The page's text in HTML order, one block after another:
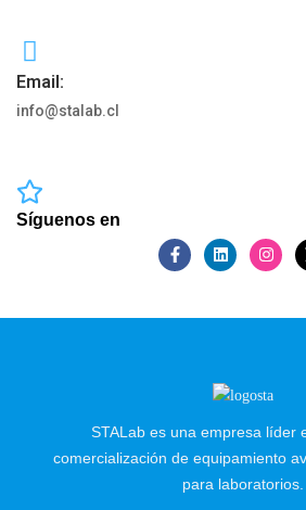
Email:
info@stalab.cl
Síguenos en
STALab es una empresa líder
comercialización de equipamiento
para laboratorios.